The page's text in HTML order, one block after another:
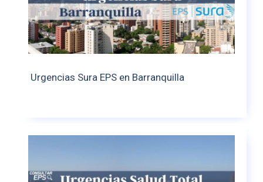
Urgencias Sura EPS en Barranquilla